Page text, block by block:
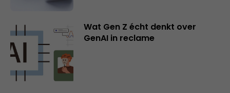
Wat Gen Z écht denkt over
GenAI in reclame